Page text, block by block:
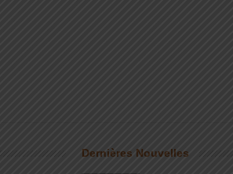
Dernières Nouvelles